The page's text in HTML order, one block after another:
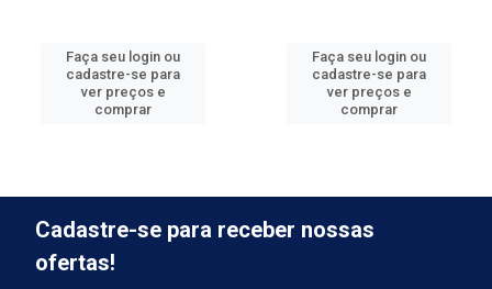
Faça seu login ou
cadastre-se para
ver preços e
comprar
Faça seu login ou
cadastre-se para
ver preços e
comprar
Cadastre-se para receber nossas
ofertas!